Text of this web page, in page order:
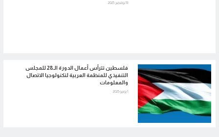
13 نوفمبر 2025
فلسطين تترأس أعمال الدورة الـ28 للمجلس
التنفيذي للمنظمة العربية لتكنولوجيا الاتصال
والمعلومات
1 يونيو 2025